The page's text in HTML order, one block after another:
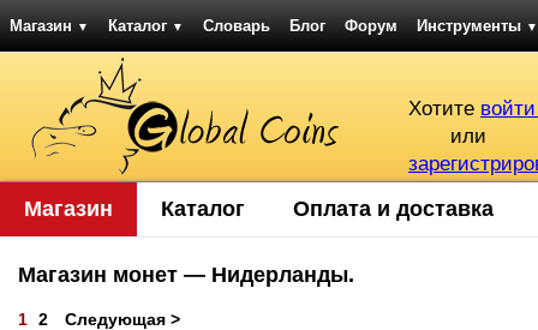
Магазин ▼ Каталог ▼ Словарь Блог Форум Инструменты ▼
Хотите
или
Магазин Каталог Оплата и доставка
Магазин монет — Нидерланды.
1 2 Следующая >